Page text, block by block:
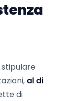
al di
di